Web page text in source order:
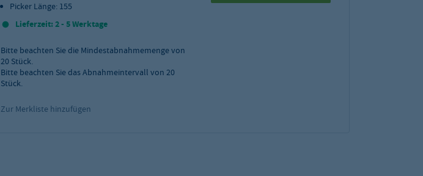
Picker Länge: 155
Lieferzeit: 2 - 5 Werktage
Bitte beachten Sie die Mindestabnahmemenge von
20 Stück.
Bitte beachten Sie das Abnahmeintervall von 20
Stück.
Zur Merkliste hinzufügen